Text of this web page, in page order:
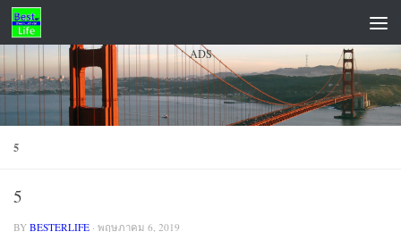
Skip to content
ADS
5
5
BY BESTERLIFE · พฤษภาคม 6, 2019